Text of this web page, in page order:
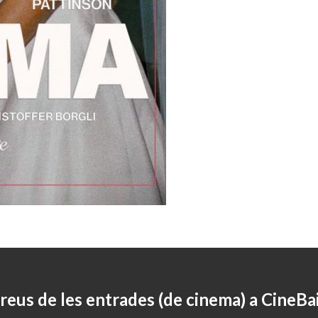
de les entrades (de cinema) a